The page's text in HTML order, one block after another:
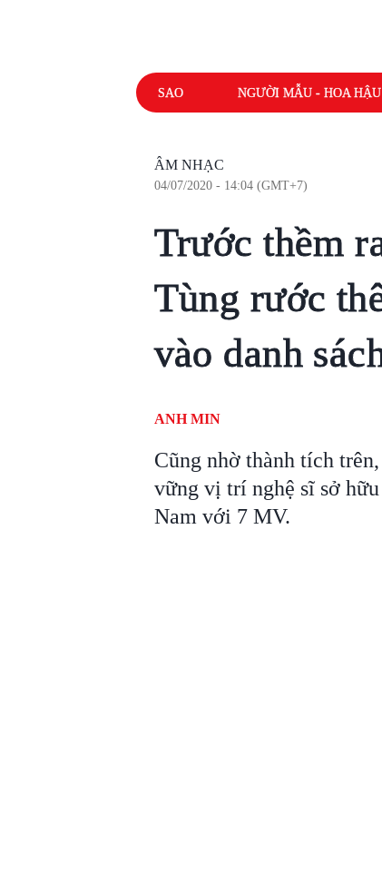
SAO NGƯỜI MẪU - HOA HẬU
ÂM NHẠC
04/07/2020 - 14:04 (GMT+7)
Trước thềm
Tùng rước
vào danh
ANH MIN
Cũng nhờ thành tích
vững vị trí nghệ sĩ sở
Nam với 7 MV.